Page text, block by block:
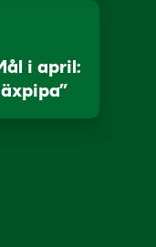
i april: